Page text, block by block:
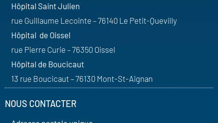
Hôpital Saint Julien
rue Guillaume Lecointe – 76140 Le Petit-Quevilly
Hôpital de Oissel
rue Pierre Curie – 76350 Oissel
Hôpital de Boucicaut
13 rue Boucicaut – 76130 Mont-St-Aignan
NOUS CONTACTER